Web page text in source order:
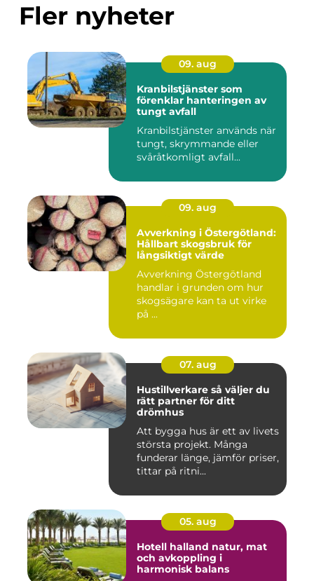
Fler nyheter
09. aug
Kranbilstjänster som
förenklar hanteringen av
tungt avfall
Kranbilstjänster används när
tungt, skrymmande eller
svåråtkomligt avfall...
09. aug
Avverkning i Östergötland:
Hållbart skogsbruk för
långsiktigt värde
Avverkning Östergötland
handlar i grunden om hur
skogsägare kan ta ut virke
på ...
07. aug
Hustillverkare så väljer du
rätt partner för ditt
drömhus
Att bygga hus är ett av livets
största projekt. Många
funderar länge, jämför priser,
tittar på ritni...
05. aug
Hotell halland natur, mat
och avkoppling i
harmonisk balans